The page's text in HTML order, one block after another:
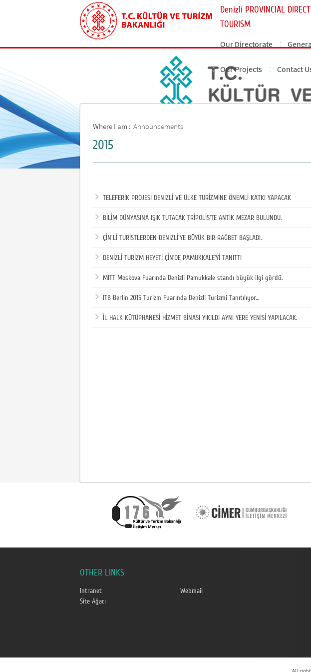
Denizli PROVINCIAL
TOURISM
Our Directorate
Our Projects Contact
Where I am : Announcements
2015
TELEFERİK PROJESİ DENİZLİ VE ÜLKE TURİZMİNE ÖNEMLİ KATKI YAPACAK
BİLİM DÜNYASINA IŞIK TUTACAK TRİPOLİS’TE ANTİK MEZAR BULUNDU.
ÇİN'Lİ TURİSTLERDEN DENİZLİ'YE BÜYÜK BİR RAĞBET BAŞLADI.
DENİZLİ TURİZM HEYETİ ÇİN’DE PAMUKKALE’Yİ TANITTI
MITT Moskova Fuarında Denizli Pamukkale standı büyük ilgi gördü.
ITB Berlin 2015 Turizm Fuarında Denizli Turizmi Tanıtılıyor...
İL HALK KÜTÜPHANESİ HİZMET BİNASI YIKILDI AYNI YERE YENİSİ YAPILACAK.
OTHER LINKS
Intranet
Webmail
Site Ağacı